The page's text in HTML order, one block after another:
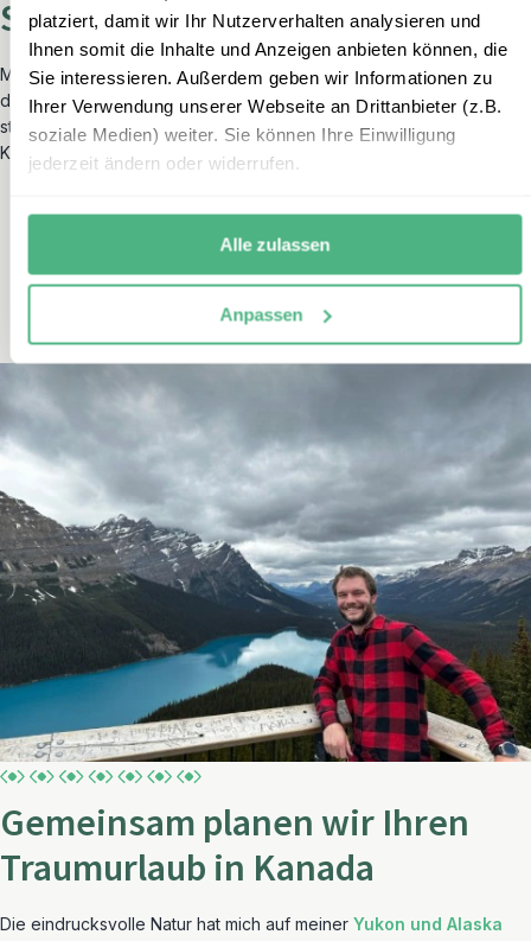
platziert, damit wir Ihr Nutzerverhalten analysieren und
Ihnen somit die Inhalte und Anzeigen anbieten können, die
Sie interessieren. Außerdem geben wir Informationen zu
Ihrer Verwendung unserer Webseite an Drittanbieter (z.B.
soziale Medien) weiter. Sie können Ihre Einwilligung
jederzeit ändern oder widerrufen.
Alle zulassen
Anpassen
So begeistert sind unsere Gäste
Mit einer hervorragenden Bewertung auf Trustpilot zählt erlebe zu
denbestbewerteten Reiseveranstalternin Deutschland und
steht für außergewöhnlichen Service sowie erstklassige
Kundenberatung.
Gemeinsam planen wir Ihren
Traumurlaub in Kanada
Die eindrucksvolle Natur hat mich auf meiner Yukon und Alaska